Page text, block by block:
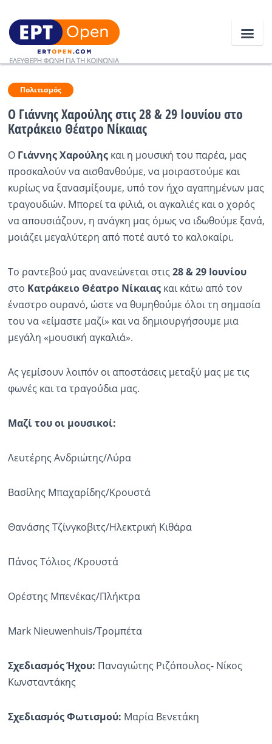
Ειδήσεις
Ελλάδα
Κοινωνία
Πολιτική
Οικονομία
Αθλητικά
Ραδιόφωνο LIVE
Εκπομπές
Πολιτισμός
Πολιτισμός
Ο Γιάννης Χαρούλης στις 28 & 29 Ιουνίου στο
Κατράκειο Θέατρο Νίκαιας
Ο Γιάννης Χαρούληςκαι η μουσική του παρέα, μας
προσκαλούν να αισθανθούμε, να μοιραστούμε και
κυρίως να ξανασμίξουμε, υπό τον ήχο αγαπημένων μας
τραγουδιών. Μπορεί τα φιλιά, οι αγκαλιές και ο χορός
να απουσιάζουν, η ανάγκη μας όμως να ιδωθούμε ξανά,
μοιάζει μεγαλύτερη από ποτέ αυτό το καλοκαίρι.
Το ραντεβού μας ανανεώνεται στις 28 & 29 Ιουνίου
στο Κατράκειο Θέατρο Νίκαιαςκαι κάτω από τον
έναστρο ουρανό, ώστε να θυμηθούμε όλοι τη σημασία
του να «είμαστε μαζί» και να δημιουργήσουμε μια
μεγάλη «μουσική αγκαλιά».
Ας γεμίσουν λοιπόν οι αποστάσεις μεταξύ μας με τις
φωνές και τα τραγούδια μας.
Μαζί του οι μουσικοί:
Λευτέρης Ανδριώτης/Λύρα
Βασίλης Μπαχαρίδης/Κρουστά
Θανάσης Τζίνγκοβιτς/Ηλεκτρική Κιθάρα
Πάνος Τόλιος /Κρουστά
Ορέστης Μπενέκας/Πλήκτρα
Mark Nieuwenhuis/Τρομπέτα
Σχεδιασμός Ήχου: Παναγιώτης Ριζόπουλος- Νίκος
Κωνσταντάκης
Σχεδιασμός Φωτισμού: Μαρία Βενετάκη